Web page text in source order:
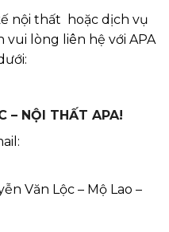
nội thất hoặc dịch vụ
lòng liên hệ với APA
– NỘI THẤT APA!
Văn Lộc – Mộ Lao –